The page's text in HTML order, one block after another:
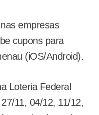
empresas
cupons para
(iOS/Android).
Loteria Federal
11, 04/12, 11/12,